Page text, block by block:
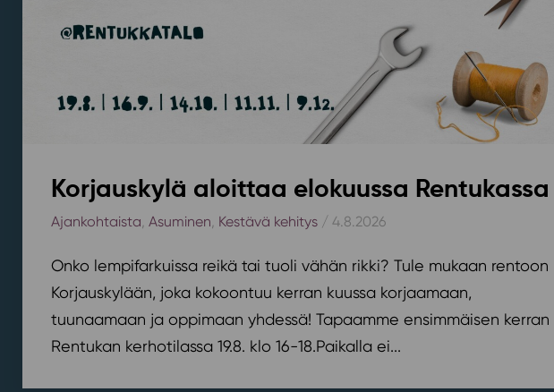
Korjauskylä aloittaa elokuussa Rentukassa
Ajankohtaista Asuminen Kestävä kehitys/ 4.8.2026
Onko lempifarkuissa reikä tai tuoli vähän rikki? Tule mukaan rentoon
Korjauskylään, joka kokoontuu kerran kuussa korjaamaan,
tuunaamaan ja oppimaan yhdessä! Tapaamme ensimmäisen kerran
Rentukan kerhotilassa 19.8. klo 16-18.⁠⁠Paikalla ei...